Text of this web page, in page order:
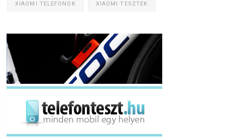
XIAOMI TELEFONOK XIAOMI TESZTEK